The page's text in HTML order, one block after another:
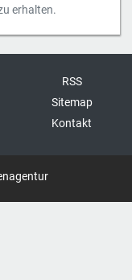
erhalten.
RSS
Sitemap
Kontakt